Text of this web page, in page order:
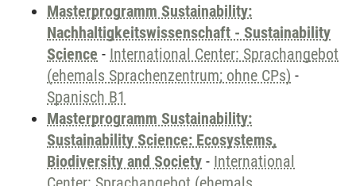
Masterprogramm Sustainability:
Nachhaltigkeitswissenschaft - Sustainability
Science - International Center: Sprachangebot
(ehemals Sprachenzentrum; ohne CPs) -
Spanisch B1
Masterprogramm Sustainability:
Sustainability Science: Ecosystems,
Biodiversity and Society - International